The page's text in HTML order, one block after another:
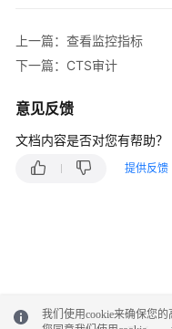
区
域）
API
考
（巴
指
上一篇：查看监控指标
下一篇：CTS审计
意见反馈
文档内容是否对您有帮助？
提供反馈
我们使用cookie来确保您